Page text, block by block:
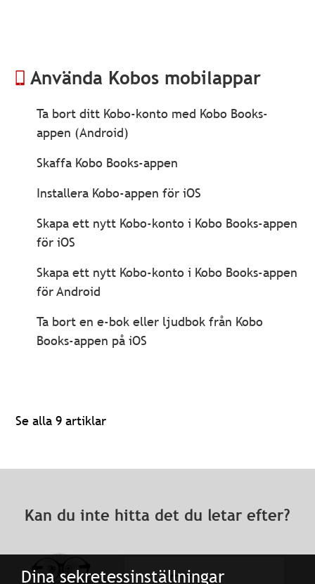
Dina sekretessinställningar
Använda Kobos mobilappar
Ta bort ditt Kobo-konto med Kobo Books-
appen (Android)
Skaffa Kobo Books-appen
Installera Kobo-appen för iOS
Skapa ett nytt Kobo-konto i Kobo Books-appen
för iOS
Skapa ett nytt Kobo-konto i Kobo Books-appen
för Android
Ta bort en e-bok eller ljudbok från Kobo
Books-appen på iOS
Se alla 9 artiklar
Kan du inte hitta det du letar efter?